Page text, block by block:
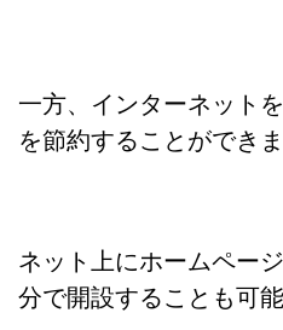
一方、インターネット
を節約することができま
ネット上にホームペー
分で開設することも可能